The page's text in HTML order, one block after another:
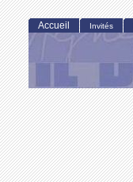
Accueil Invités